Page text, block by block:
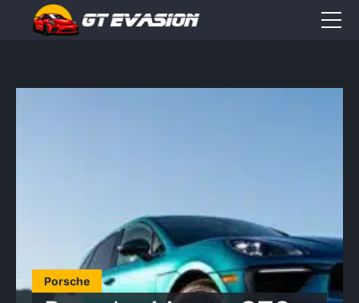
Porsche
Sorties
de
menu
de
menu
de
menu